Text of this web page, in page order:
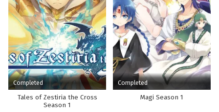
Completed
Tales of Zestiria the Cross
Season 1
Completed
Magi Season 1